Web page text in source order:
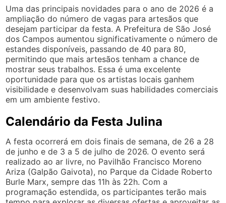
Uma das principais novidades para o ano de 2026 é a
ampliação do número de vagas para artesãos que
desejam participar da festa. A Prefeitura de São José
dos Campos aumentou significativamente o número de
estandes disponíveis, passando de 40 para 80,
permitindo que mais artesãos tenham a chance de
mostrar seus trabalhos. Essa é uma excelente
oportunidade para que os artistas locais ganhem
visibilidade e desenvolvam suas habilidades comerciais
em um ambiente festivo.
Calendário da Festa Julina
A festa ocorrerá em dois finais de semana, de 26 a 28
de junho e de 3 a 5 de julho de 2026. O evento será
realizado ao ar livre, no Pavilhão Francisco Moreno
Ariza (Galpão Gaivota), no Parque da Cidade Roberto
Burle Marx, sempre das 11h às 22h. Com a
programação estendida, os participantes terão mais